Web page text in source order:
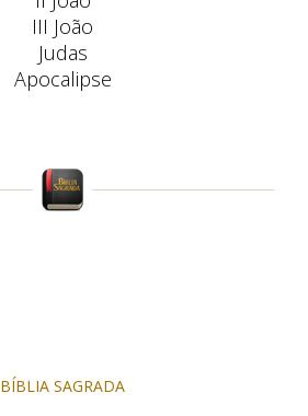
III João
Judas
Apocalipse
BÍBLIA SAGRADA